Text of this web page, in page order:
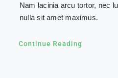
Nam lacinia arcu tortor, nec
nulla sit amet maximus.
Continue Reading